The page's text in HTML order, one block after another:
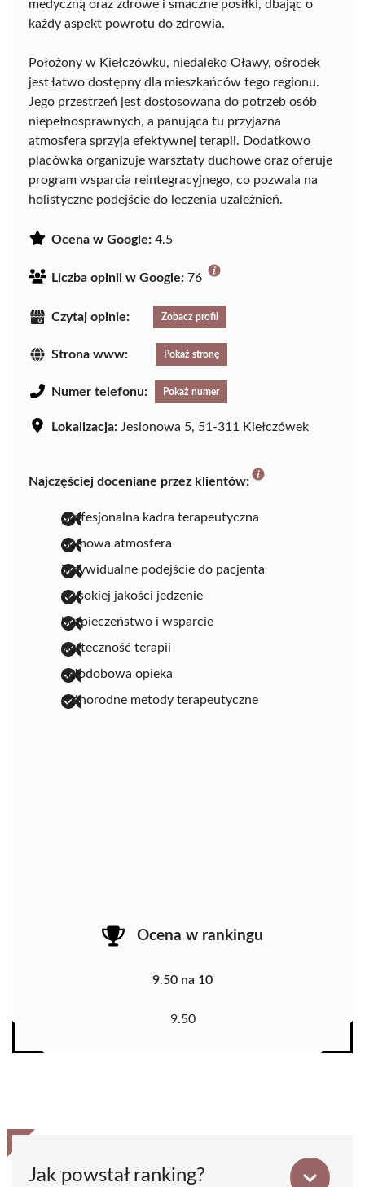
medyczną oraz zdrowe i smaczne posiłki, dbając o
każdy aspekt powrotu do zdrowia.
Położony w Kiełczówku, niedaleko Oławy, ośrodek
jest łatwo dostępny dla mieszkańców tego regionu.
Jego przestrzeń jest dostosowana do potrzeb osób
niepełnosprawnych, a panująca tu przyjazna
atmosfera sprzyja efektywnej terapii. Dodatkowo
placówka organizuje warsztaty duchowe oraz oferuje
program wsparcia reintegracyjnego, co pozwala na
holistyczne podejście do leczenia uzależnień.
Ocena w Google: 4.5
Liczba opinii w Google: 76
Czytaj opinie: Zobacz profil
Strona www: Pokaż stronę
Numer telefonu: Pokaż numer
Lokalizacja: Jesionowa 5, 51-311 Kiełczówek
Najczęściej doceniane przez klientów:
profesjonalna kadra terapeutyczna
domowa atmosfera
indywidualne podejście do pacjenta
wysokiej jakości jedzenie
bezpieczeństwo i wsparcie
skuteczność terapii
całodobowa opieka
różnorodne metody terapeutyczne
Ocena w rankingu
9.50 na 10
9.50
Jak powstał ranking?